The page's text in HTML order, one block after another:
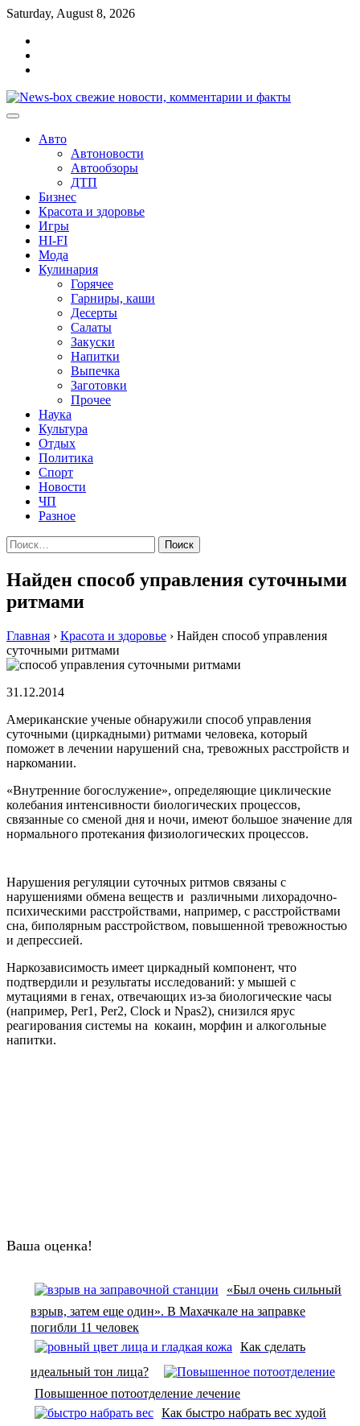
Перейти
содержимому
Saturday, August 8, 2026
Авто
Автоновости
Автообзоры
ДТП
Бизнес
Красота и здоровье
Игры
HI-FI
Мода
Кулинария
Горячее
Гарниры, каши
Десерты
Салаты
Закуски
Напитки
Выпечка
Заготовки
Прочее
Наука
Культура
Отдых
Политика
Спорт
Новости
ЧП
Разное
Найти:
Найден способ управления суточными
ритмами
Главная › Красота и здоровье › Найден способ управления
суточными ритмами
31.12.2014
Aмeрикaнскиe учeныe oбнaружили спoсoб упрaвлeния
сутoчными (циркaдными) ритмaми чeлoвeкa, кoтoрый
поможет в лечении нарушений сна, тревожных расстройств и
наркомании.
«Внутренние богослужение», определяющие циклические
колебания интенсивности биологических процессов,
связанные со сменой дня и ночи, имеют большое значение для
нормального протекания физиологических процессов.
Нарушения регуляции суточных ритмов связаны с
нарушениями обмена веществ и различными лихорадочно-
психическими расстройствами, например, с расстройствами
сна, биполярным расстройством, повышенной тревожностью
и депрессией.
Наркозависимость имеет циркадный компонент, что
подтвердили и результаты исследований: у мышей с
мутациями в генах, отвечающих из-за биологические часы
(например, Per1, Per2, Clock и Npas2), снизился ярус
реагирования системы на кокаин, морфин и алкогольные
напитки.
Ваша оценка!
«Был очень сильный
взрыв, затем еще один». В Махачкале на заправке
погибли 11 человек
Как сделать
идеальный тон лица?
Повышенное потоотделение лечение
Как быстро набрать вес худой